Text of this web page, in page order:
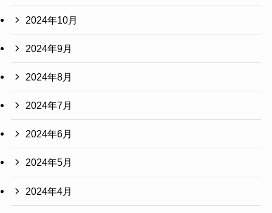
2024年10月
2024年9月
2024年8月
2024年7月
2024年6月
2024年5月
2024年4月